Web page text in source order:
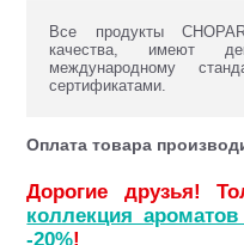
Все продукты
качества, имеют
международному
сертификатами.
Оплата товара
Дорогие друзья!
коллекция
-20%!